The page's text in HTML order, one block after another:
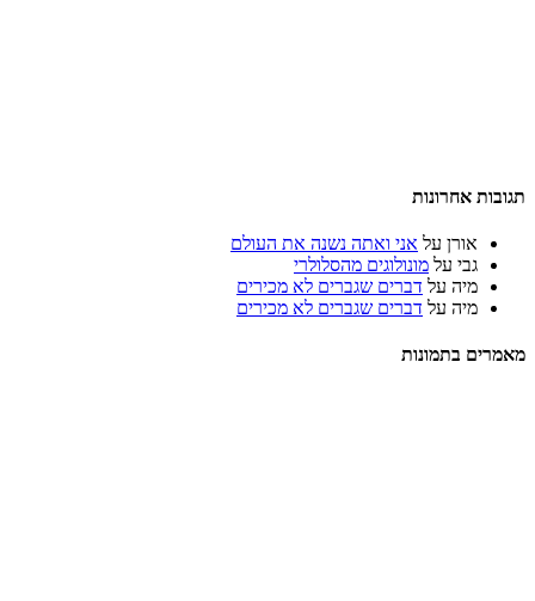
תגובות אחרונות
אורן על אני ואתה נשנה את העולם
גבי על מונולוגים מהסלולרי
מיה על דברים שגברים לא מכירים
מיה על דברים שגברים לא מכירים
מאמרים בתמונות